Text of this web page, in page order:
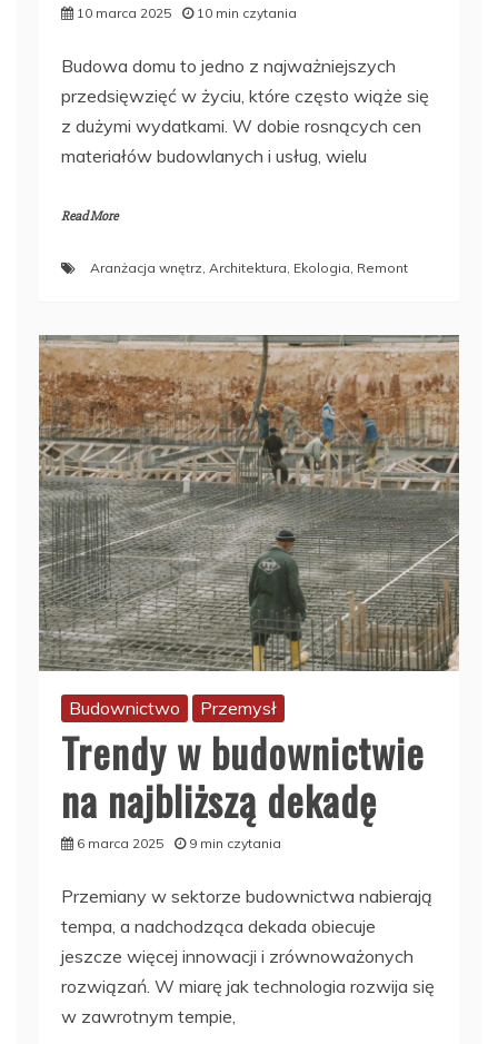
10 marca 2025 10 min czytania
Budowa domu to jedno z najważniejszych
przedsięwzięć w życiu, które często wiąże się
z dużymi wydatkami. W dobie rosnących cen
materiałów budowlanych i usług, wielu
Read More
Aranżacja wnętrz Architektura Ekologia Remont
Budownictwo Przemysł
Trendy w budownictwie
na najbliższą dekadę
6 marca 2025 9 min czytania
Przemiany w sektorze budownictwa nabierają
tempa, a nadchodząca dekada obiecuje
jeszcze więcej innowacji i zrównoważonych
rozwiązań. W miarę jak technologia rozwija się
w zawrotnym tempie,